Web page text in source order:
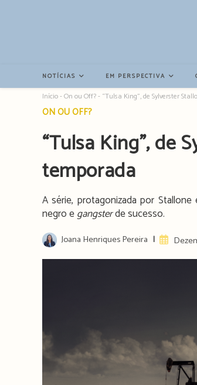
NOTÍCIAS EM PERSPECTIVA
Início-On ou Off?- “Tulsa King”, de Sylverster
Post
ON OU OFF?
“Tulsa King”, de
temporada
A série, protagonizada por
negro egangsterde sucesso.
Post
author:
Joana Henriques Pereira
Artigo